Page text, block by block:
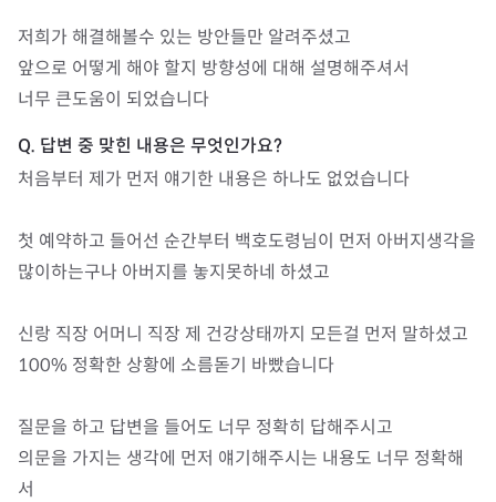
저희가 해결해볼수 있는 방안들만 알려주셨고
앞으로 어떻게 해야 할지 방향성에 대해 설명해주셔서
너무 큰도움이 되었습니다
처음부터 제가 먼저 얘기한 내용은 하나도 없었습니다
첫 예약하고 들어선 순간부터 백호도령님이 먼저 아버지생각을
많이하는구나 아버지를 놓지못하네 하셨고
신랑 직장 어머니 직장 제 건강상태까지 모든걸 먼저 말하셨고
100% 정확한 상황에 소름돋기 바빴습니다
질문을 하고 답변을 들어도 너무 정확히 답해주시고
의문을 가지는 생각에 먼저 얘기해주시는 내용도 너무 정확해
서